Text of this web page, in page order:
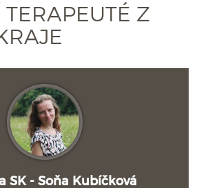
Z
SK - Soňa Kubíčková